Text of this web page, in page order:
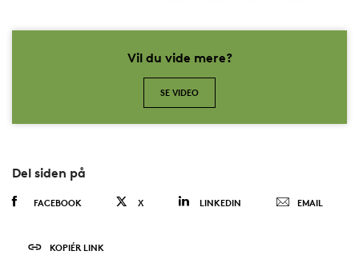
Vil du vide mere?
SE VIDEO
Del siden på
FACEBOOK X LINKEDIN EMAIL
KOPIÉR LINK